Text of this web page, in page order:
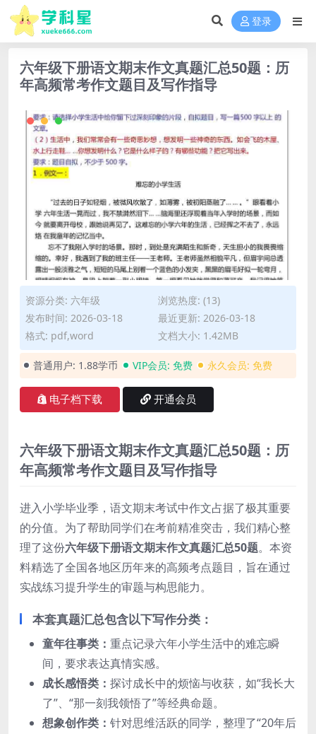
登录
六年级下册语文期末作文真题汇总50题：历
年高频常考作文题目及写作指导
资源分类: 六年级
浏览热度: (13)
发布时间: 2026-03-18
最近更新: 2026-03-18
格式: pdf,word
文档大小: 1.42MB
普通用户: 1.88学币 VIP会员: 免费 永久会员: 免费
电子档下载 开通会员
六年级下册语文期末作文真题汇总50题：历
年高频常考作文题目及写作指导
进入小学毕业季，语文期末考试中作文占据了极其重要
的分值。为了帮助同学们在考前精准突击，我们精心整
理了这份六年级下册语文期末作文真题汇总50题。本资
料精选了全国各地区历年来的高频考点题目，旨在通过
实战练习提升学生的审题与构思能力。
本套真题汇总包含以下写作分类：
童年往事类： 重点记录六年小学生活中的难忘瞬
间，要求表达真情实感。
成长感悟类： 探讨成长中的烦恼与收获，如“我长大
了”、“那一刻我领悟了”等经典命题。
想象创作类： 针对思维活跃的同学，整理了“20年后